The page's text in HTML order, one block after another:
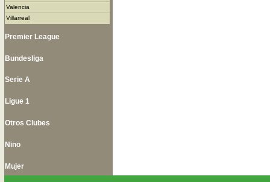
Valencia
Villarreal
Premier League
Bundesliga
Serie A
Ligue 1
Otros Clubes
Nino
Mujer